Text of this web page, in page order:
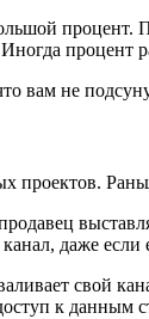
процент
вам не
проектов.
даже
свой
к данным